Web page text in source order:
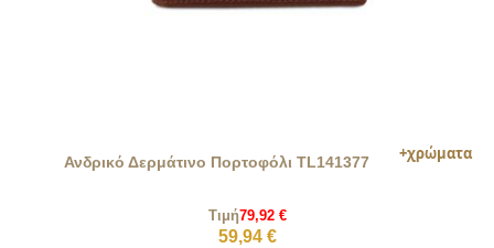
Ανδρικό Δερμάτινο Πορτοφόλι TL141377
Τιμή79,92 €
59,94 €